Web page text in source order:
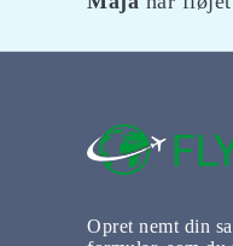
Opret nemt din